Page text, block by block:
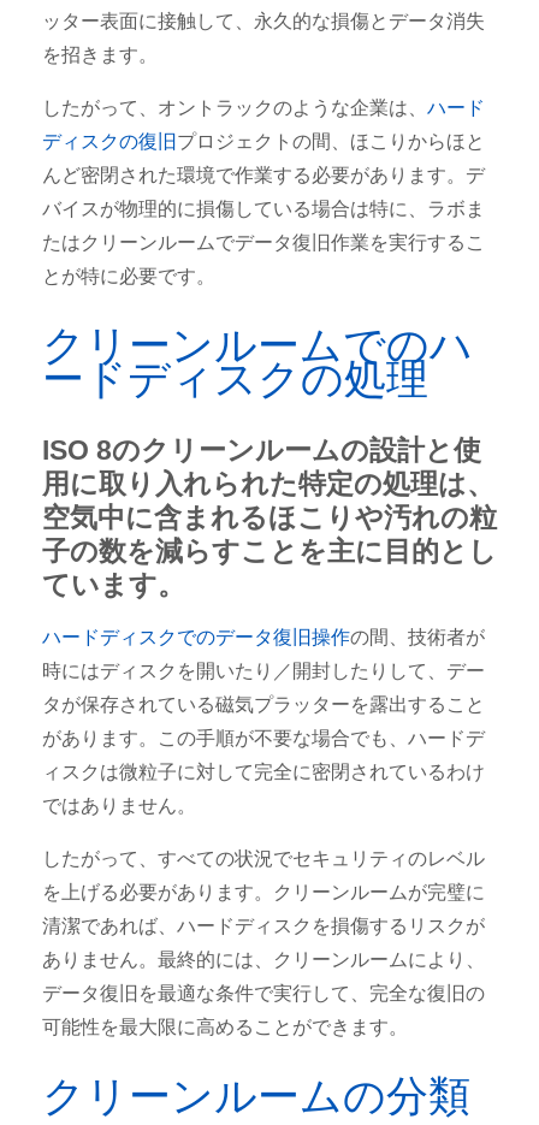
ッター表面に接触して、永久的な損傷とデータ消失
を招きます。
したがって、オントラックのような企業は、 ハード
ディスクの復旧 プロジェクトの間、ほこりからほと
んど密閉された環境で作業する必要があります。デ
バイスが物理的に損傷している場合は特に、ラボま
たはクリーンルームでデータ復旧作業を実行するこ
とが特に必要です。
クリーンルームでのハ
ードディスクの処理
ISO 8のクリーンルームの設計と使
用に取り入れられた特定の処理は、
空気中に含まれるほこりや汚れの粒
子の数を減らすことを主に目的とし
ています。
ハードディスクでのデータ復旧操作の間、技術者が
時にはディスクを開いたり／開封したりして、デー
タが保存されている磁気プラッターを露出すること
があります。この手順が不要な場合でも、ハードデ
ィスクは微粒子に対して完全に密閉されているわけ
ではありません。
したがって、すべての状況でセキュリティのレベル
を上げる必要があります。クリーンルームが完璧に
清潔であれば、ハードディスクを損傷するリスクが
ありません。最終的には、クリーンルームにより、
データ復旧を最適な条件で実行して、完全な復旧の
可能性を最大限に高めることができます。
クリーンルームの分類